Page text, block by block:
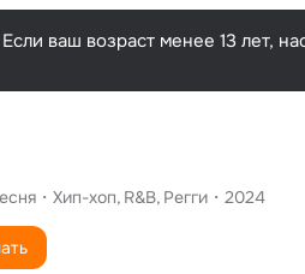
ваш возраст менее 13 лет,
Хип-хоп R&B Регги 2024